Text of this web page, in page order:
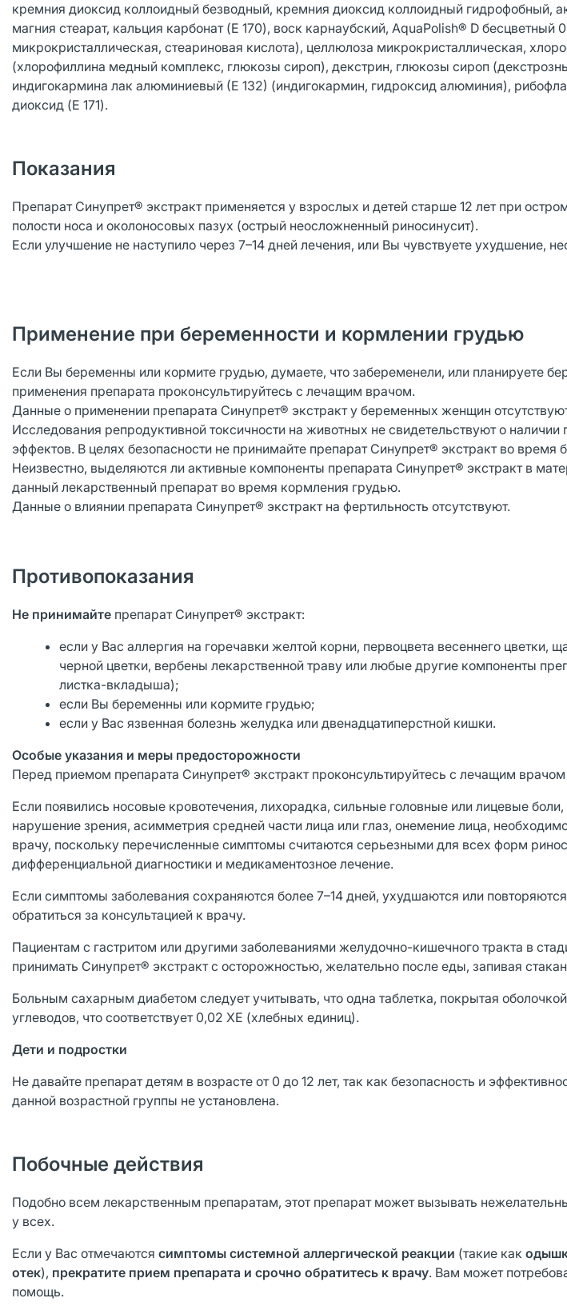
кремния диоксид коллоидный безводный, кремния диоксид коллоидный гидрофобный,
магния стеарат, кальция карбонат (E 170), воск карнаубский, AquaPolish® D
микрокристаллическая, стеариновая кислота), целлюлоза микрокристаллическая,
(хлорофиллина медный комплекс, глюкозы сироп), декстрин, глюкозы сироп
индигокармина лак алюминиевый (Е 132) (индигокармин, гидроксид алюминия),
диоксид (E 171).
Показания
Препарат Синупрет® экстракт применяется у взрослых и детей старше 12 лет при
полости носа и околоносовых пазуx (острый неосложненный риносинусит).
Если улучшение не наступило через 7–14 дней лечения, или Вы чувствуете ухудшение,
Применение при беременности и кормлении грудью
Если Вы беременны или кормите грудью, думаете, что забеременели, или планируете
применения препарата проконсультируйтесь с лечащим врачом.
Данные о применении препарата Синупрет® экстракт у беременных женщин
Исследования репродуктивной токсичности на животных не свидетельствуют о
эффектов. В целях безопасности не принимайте препарат Синупрет® экстракт во время
Неизвестно, выделяются ли активные компоненты препарата Синупрет® экстракт в
данный лекарственный препарат во время кормления грудью.
Данные о влиянии препарата Синупрет® экстракт на фертильность отсутствуют.
Противопоказания
Не принимайте препарат Синупрет® экстракт:
если у Вас аллергия на горечавки желтой корни, первоцвета весеннего цветки,
черной цветки, вербены лекарственной траву или любые другие компоненты
листка-вкладыша);
если Вы беременны или кормите грудью;
если у Вас язвенная болезнь желудка или двенадцатиперстной кишки.
Особые указания и меры предосторожности
Перед приемом препарата Синупрет® экстракт проконсультируйтесь с лечащим врачом
Если появились носовые кровотечения, лихорадка, сильные головные или лицевые
нарушение зрения, асимметрия средней части лица или глаз, онемение лица,
врачу, поскольку перечисленные симптомы считаются серьезными для всех форм
дифференциальной диагностики и медикаментозное лечение.
Если симптомы заболевания сохраняются более 7–14 дней, ухудшаются или
обратиться за консультацией к врачу.
Пациентам с гастритом или другими заболеваниями желудочно-кишечного тракта в
принимать Синупрет® экстракт с осторожностью, желательно после еды, запивая
Больным сахарным диабетом следует учитывать, что одна таблетка, покрытая
углеводов, что соответствует 0,02 ХЕ (хлебных единиц).
Дети и подростки
Не давайте препарат детям в возрасте от 0 до 12 лет, так как безопасность и
данной возрастной группы не установлена.
Побочные действия
Подобно всем лекарственным препаратам, этот препарат может вызывать
у всех.
Если у Вас отмечаются симптомы системной аллергической реакции (такие как
отек), прекратите прием препарата и срочно обратитесь к врачу. Вам может
помощь.